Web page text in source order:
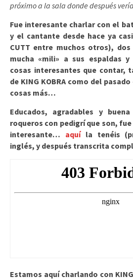
próximo a la sala donde después
Fue interesante charlar con el
y el cantante desde hace ya
CUTT entre muchos otros),
mucha «mili» a sus espaldas y
cosas interesantes que contar,
de KING KOBRA como del
cosas más…
Educados, agradables y
roqueros con pedigrí que son,
interesante… aquíla tenéis
inglés, y después transcrita
Estamos aquí charlando con